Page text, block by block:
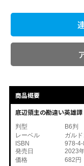
商品概要
底辺領主の勘違い英雄
判型
B6判
レーベル
ガル
ISBN
978-
発売日
2023
価格
682円